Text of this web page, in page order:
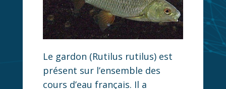
Le gardon (Rutilus rutilus) est
présent sur l’ensemble des
cours d’eau français. Il a